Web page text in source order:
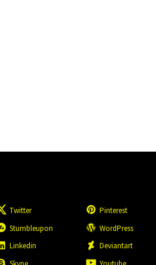
Twitter
Pinterest
Stumbleupon
WordPress
Linkedin
Deviantart